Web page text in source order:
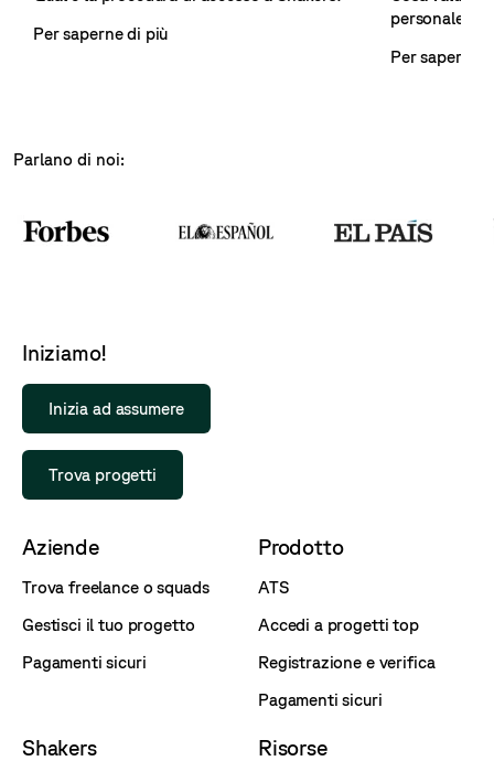
Parlano di noi:
Iniziamo!
Inizia ad assumere
Trova progetti
Aziende
Trova freelance o squads
Gestisci il tuo progetto
Pagamenti sicuri
Prodotto
ATS
Accedi a progetti top
Registrazione e verifica
Pagamenti sicuri
Shakers Risorse